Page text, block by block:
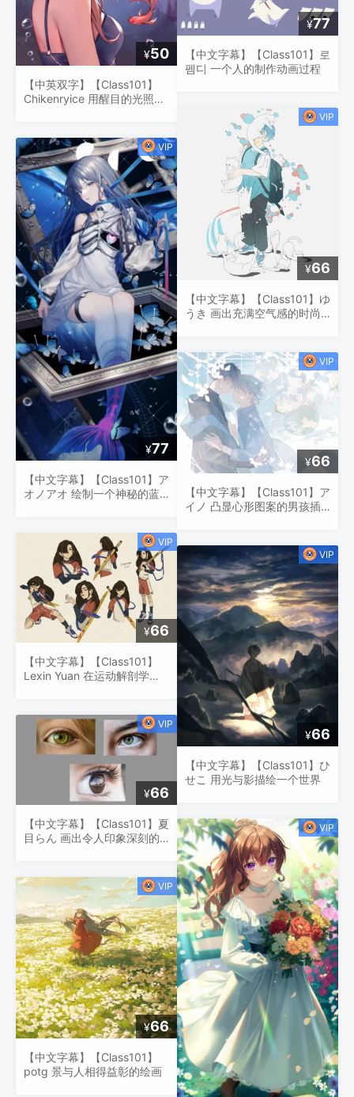
¥50
【中英双字】【Class101】
Chikenryice 用醒目的光照绘
¥77
【中文字幕】【Class101】ア
オノアオ 绘制一个神秘的蓝
¥66
【中文字幕】【Class101】
Lexin Yuan 在运动解剖学、
¥66
【中文字幕】【Class101】夏
目らん 画出令人印象深刻的
¥66
【中文字幕】【Class101】
potg 景与人相得益彰的绘画
¥77
【中文字幕】【Class101】로
펨디 一个人的制作动画过程
¥66
【中文字幕】【Class101】ゆ
うき 画出充满空气感的时尚
¥66
【中文字幕】【Class101】ア
イノ 凸显心形图案的男孩插
¥66
【中文字幕】【Class101】ひ
せこ 用光与影描绘一个世界